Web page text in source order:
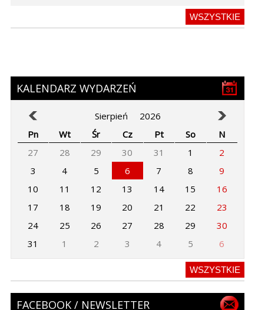
WSZYSTKIE
KALENDARZ WYDARZEŃ
Sierpień
2026
Pn
Wt Śr Cz Pt So
N
27
28 29 30 31 1
2
3
4 5 6 7 8
9
10
11 12 13 14 15
16
17
18 19 20 21 22
23
24
25 26 27 28 29
30
31
1 2 3 4 5 6
WSZYSTKIE
FACEBOOK / NEWSLETTER